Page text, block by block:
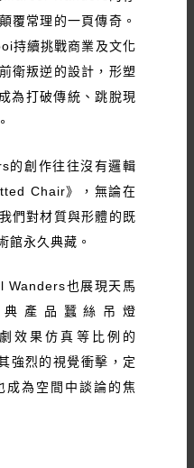
覆常理的一頁傳奇。
持續挑戰商業及文化
衛叛逆的設計，形塑
為打破傳統、跳脫現
的創作往往沒有邏輯
Chair》，無論在
們對材質與形體的既
館永久典藏。
Wanders也展現天馬
產品蠶絲吊燈
效果仿真等比例的
強烈的視覺衝擊，定
成為空間中談論的焦